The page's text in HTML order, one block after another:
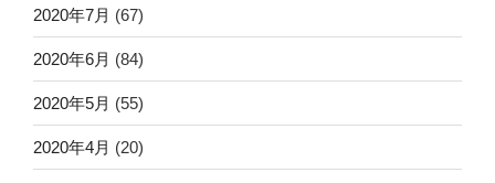
2020年7月 (67)
2020年6月 (84)
2020年5月 (55)
2020年4月 (20)